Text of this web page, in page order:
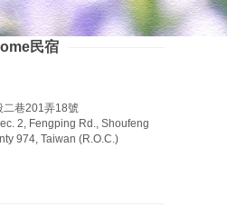
民宿
二巷201弄18號
2, Fengping Rd., Shoufeng
974, Taiwan (R.O.C.)